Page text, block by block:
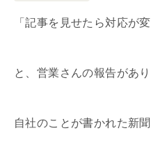
「記事を見せたら対応が
と、営業さんの報告があり
自社のことが書かれた新